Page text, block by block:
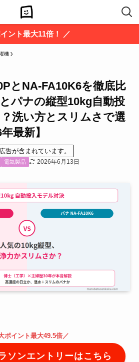
ント最大11倍！ ／
機
とNA-FA10K6を徹底比
パナの縦型10kg自動投
洗い方とスリムさで選
最新】
告が含まれています。
電気製品 2026年6月13日
ポイント最大49.5倍 ／
ソンエントリーはこちら